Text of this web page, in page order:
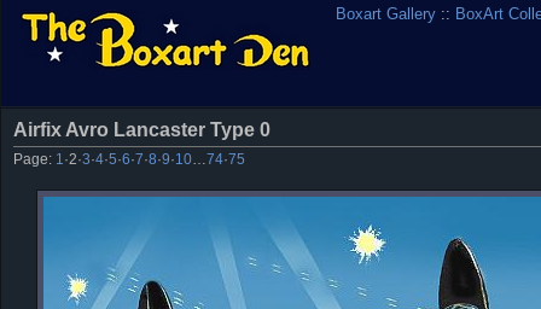
Boxart Gallery :: BoxArt
Airfix Avro Lancaster Type 0
Page: 1 ·2·3·4·5·6·7·8·9·10 74·75